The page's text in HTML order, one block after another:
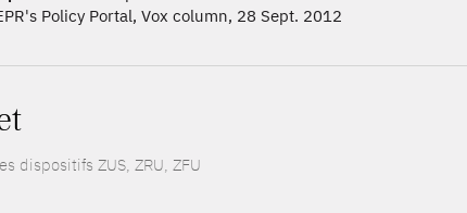
Policy Portal, Vox column, 28 Sept. 2012
dispositifs ZUS, ZRU, ZFU